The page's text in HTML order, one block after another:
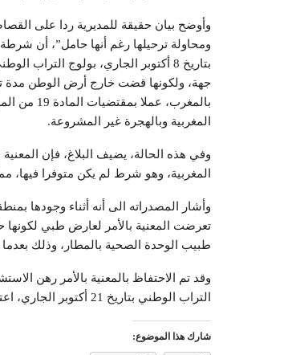
وأوضح بيان حقيقة للمديرية ردا على
ومحاولة ترحيلها رغم أنها حامل”، أن
بتاريخ 8 أكتوبر الجاري، بولوج
جهة، ولكونها قضت خارج أرض الوطن مدة
المغربية وبالهجرة غير المشروعة.
وفي هذه الحالة، يضيف البلاغ، فإن
المغربية، وهو شرط لم يكن متوفرا
وأشار المصدراته الى أنه أثناء وجودها
تعرضت المعنية بالأمر لعارض طبي
طبيب الوحدة الصحية بالمطار، وذلك بعدما تم
التراب الوطني بتاريخ 21 أكتوبر الجاري، اعتبارا لوضعها الصحي.
شارك هذا الموضوع: